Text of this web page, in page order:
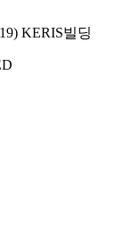
KERIS빌딩